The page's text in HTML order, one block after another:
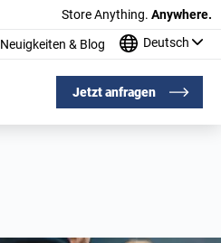
Store Anything. Anywhere.
Neuigkeiten & Blog Deutsch
Jetzt anfragen